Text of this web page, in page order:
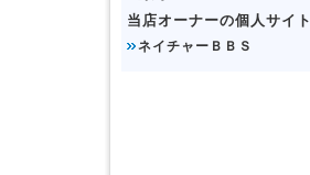
当店オーナーの個人サイト
ネイチャーＢＢＳ